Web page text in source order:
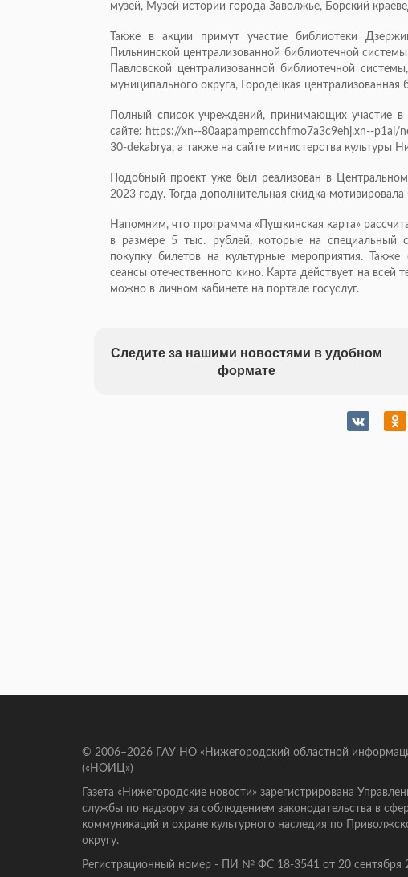
музей, Музей истории города Заволжье, Борский
Также в акции примут участие библиотеки
Пильнинской централизованной библиотечной
Павловской централизованной библиотечной
муниципального округа, Городецкая централизованная
Полный список учреждений, принимающих участие
сайте: https://xn--80aapampemcchfmo7a3c9ehj.xn--p1ai/
30-dekabrya, а также на сайте министерства культуры
Подобный проект уже был реализован в
2023 году. Тогда дополнительная скидка
Напомним, что программа «Пушкинская карта»
в размере 5 тыс. рублей, которые на специальный
покупку билетов на культурные мероприятия.
сеансы отечественного кино. Карта действует на
можно в личном кабинете на портале госуслуг.
Следите за нашими новостями в удобном
формате
© 2006–2026 ГАУ НО «Нижегородский областной
(«НОИЦ»)
Газета «Нижегородские новости» зарегистрирована
службы по надзору за соблюдением законодательства в
коммуникаций и охране культурного наследия по
округу.
Регистрационный номер - ПИ № ФС 18-3541 от 20 сентября